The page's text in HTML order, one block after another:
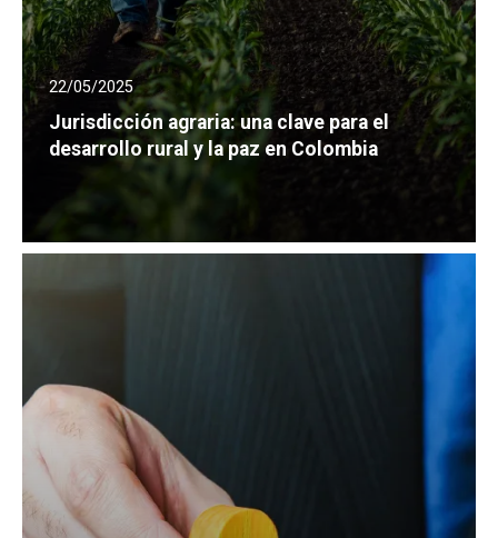
22/05/2025
Jurisdicción agraria: una clave para el
desarrollo rural y la paz en Colombia